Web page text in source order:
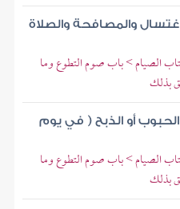
والمصافحة والصلاة
الصيام > باب صوم التطوع وما
بذلك
أو الذبح ( في يوم
الصيام > باب صوم التطوع وما
بذلك